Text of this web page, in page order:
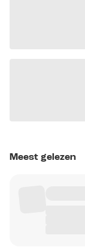
Meest gelezen